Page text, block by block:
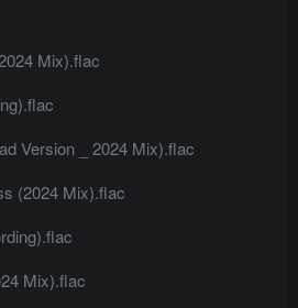
Mix).flac
Version _ 2024 Mix).flac
(2024 Mix).flac
Mix).flac